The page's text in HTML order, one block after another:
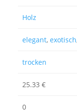
Holz
elegant, exotisch
trocken
25.33 €
0